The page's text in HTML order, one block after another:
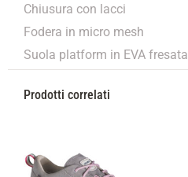
Chiusura con lacci
Fodera in micro mesh
Suola platform in EVA
Prodotti correlati